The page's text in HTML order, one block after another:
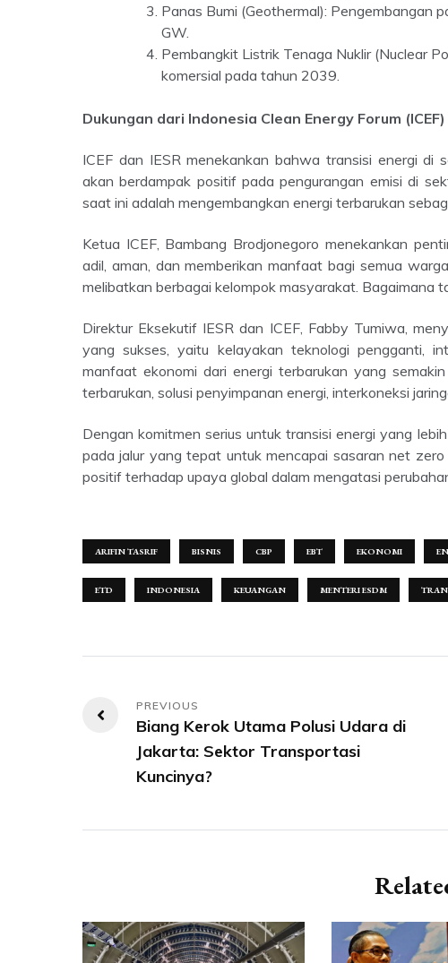
Panas Bumi (Geothermal): Pengembangan
GW.
Pembangkit Listrik Tenaga Nuklir (Nuclear
komersial pada tahun 2039.
Dukungan dari Indonesia Clean Energy Forum
ICEF dan IESR menekankan bahwa transisi energi di sektor ketenagalistrikan adalah langkah strategis yang
akan berdampak positif pada pengurangan emisi di
saat ini adalah mengembangkan energi terbarukan
Ketua ICEF, Bambang Brodjonegoro menekankan pentingnya memastikan bahwa transisi energi berlangsung
adil, aman, dan memberikan manfaat bagi semua
melibatkan berbagai kelompok masyarakat. Bagaimana
Direktur Eksekutif IESR dan ICEF, Fabby Tumiwa, menyoroti tiga faktor kunci yang mendukung transisi energi
yang sukses, yaitu kelayakan teknologi pengganti,
manfaat ekonomi dari energi terbarukan yang
terbarukan, solusi penyimpanan energi, interkoneksi
Dengan komitmen serius untuk transisi energi yang lebih berkelanjutan dan ramah lingkungan, Indonesia berada
pada jalur yang tepat untuk mencapai sasaran net
positif terhadap upaya global dalam mengatasi
ARIFIN TASRIF BISNIS CBP EBT EKONOMI
ETD INDONESIA KEUANGAN MENTERI ESDM
Navigasi
Biang Kerok Utama Polusi Udara di
Jakarta: Sektor Transportasi
Kuncinya?